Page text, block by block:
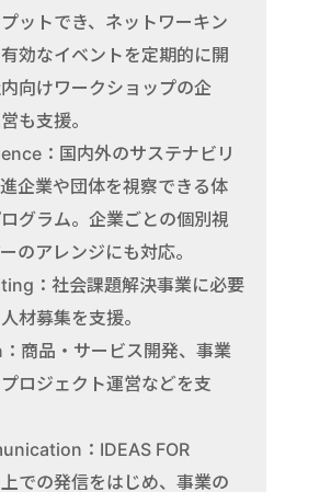
ットでき、ネットワーキン
効なイベントを定期的に開
向けワークショップの企
も支援。
：国内外のサステナビリ
企業や団体を視察できる体
グラム。企業ごとの個別視
のアレンジにも対応。
：社会課題解決事業に必要
材募集を支援。
商品・サービス開発、事業
ロジェクト運営などを支
：IDEAS FOR
での発信をはじめ、事業の